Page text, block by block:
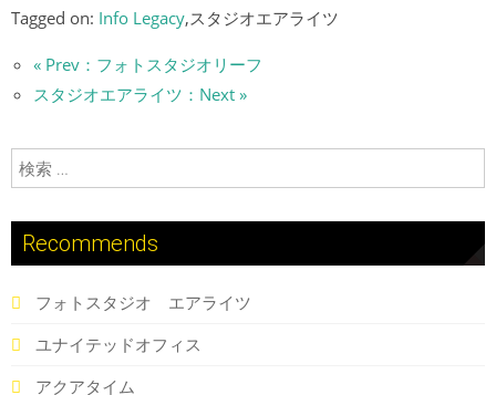
Tagged on: Info Legacy,スタジオエアライツ
« Prev：フォトスタジオリーフ
スタジオエアライツ：Next »
検索:
Recommends
フォトスタジオ エアライツ
ユナイテッドオフィス
アクアタイム